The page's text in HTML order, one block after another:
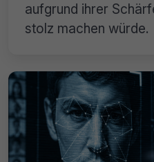
aufgrund ihrer
stolz machen würde.